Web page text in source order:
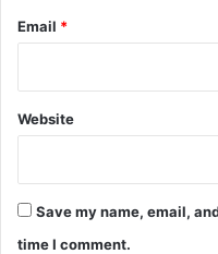
Email *
Website
Save my name, email,
time I comment.